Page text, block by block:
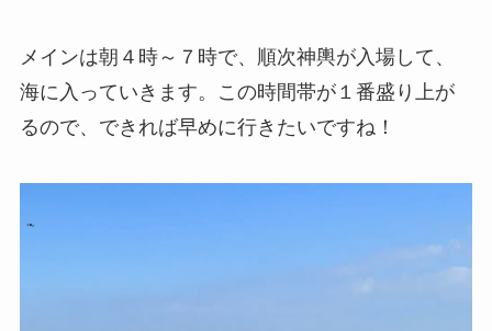
メインは朝４時～７時で、順次神輿が入場して、
海に入っていきます。この時間帯が１番盛り上が
るので、できれば早めに行きたいですね！